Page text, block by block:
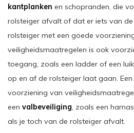
kantplanken en schopranden, die
rolsteiger afvalt of dat er iets van
rolsteiger met een goede
veiligheidsmaatregelen is ook
toegang, zoals een ladder of een
op en af de rolsteiger laat gaan.
voorziening van
een valbeveiliging, zoals een
als je toch van de rolsteiger afvalt.